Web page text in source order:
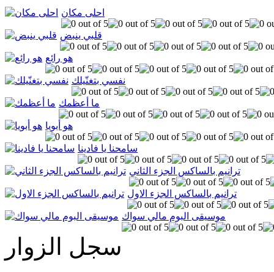
احلى مكان
قلبي ينبض
هو رائع
نفسي بتغنّيلك
ما أعظمك
هو أبويا
سامحنا يا فادينا
ترانيم بالساكس الجزء الثاني
ترانيم بالساكس الجزء الاول
موسيقى البوم مالي سواك
سجل الزوار